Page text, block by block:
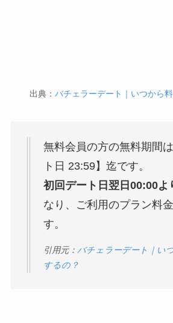
出典： バチェラーデート｜いつから
無料会員の方の無料期間
ト日 23:59】迄です。
初回デート日翌日00:00よ
なり、ご利用のプラン料
す。
引用元： バチェラーデート｜い
するの？